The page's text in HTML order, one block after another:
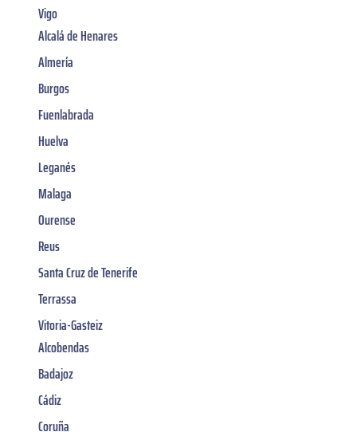
Vigo
Alcalá de Henares
Almería
Burgos
Fuenlabrada
Huelva
Leganés
Malaga
Ourense
Reus
Santa Cruz de Tenerife
Terrassa
Vitoria-Gasteiz
Alcobendas
Badajoz
Cádiz
Coruña